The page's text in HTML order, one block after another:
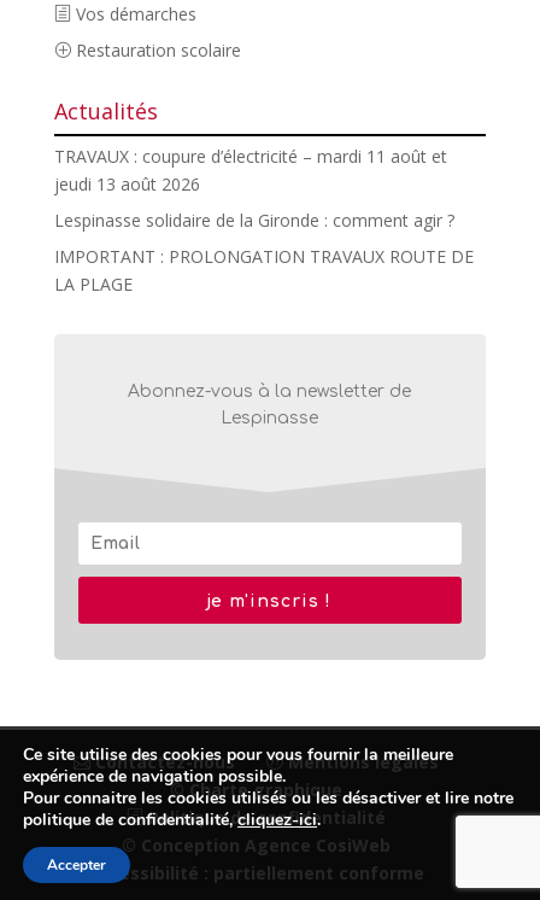
Vos démarches
Restauration scolaire
Actualités
TRAVAUX : coupure d’électricité – mardi 11 août et
jeudi 13 août 2026
Lespinasse solidaire de la Gironde : comment agir ?
IMPORTANT : PROLONGATION TRAVAUX ROUTE DE
LA PLAGE
Abonnez-vous à la newsletter de
Lespinasse
je m'inscris !
Contactez-nous
Mentions légales
© Charte graphique
Politique de confidentialité
© Conception Agence CosiWeb
Accessibilité : partiellement conforme
Ce site utilise des cookies pour vous fournir la meilleure
expérience de navigation possible.
Pour connaitre les cookies utilisés ou les désactiver et lire notre
politique de confidentialité,cliquez-ici.
Accepter